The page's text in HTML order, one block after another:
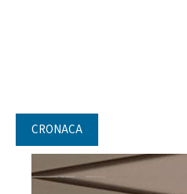
CRONACA